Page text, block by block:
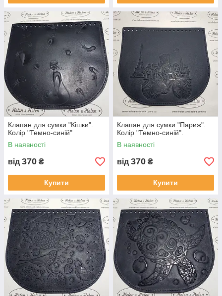
Клапан для сумки "Кішки".
Колір "Темно-синій"
В наявності
від 370 ₴
Купити
Клапан для сумки "Париж".
Колір "Темно-синій".
В наявності
від 370 ₴
Купити